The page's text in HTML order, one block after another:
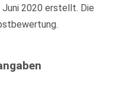
Juni 2020 erstellt. Die